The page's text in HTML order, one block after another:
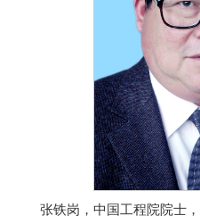
张铁岗，中国工程院院士